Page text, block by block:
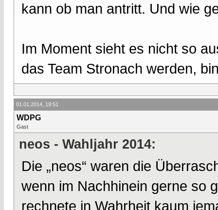
kann ob man antritt. Und wie
Im Moment sieht es nicht so
das Team Stronach werden,
01.01.2014, 19:51
WDPG
Gast
neos - Wahljahr 2014:
Die „neos“ waren die
wenn im Nachhinein gerne so
rechnete in Wahrheit kaum